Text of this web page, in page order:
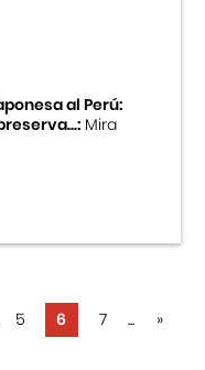
al Perú:
Mira
5 6 7 ... »